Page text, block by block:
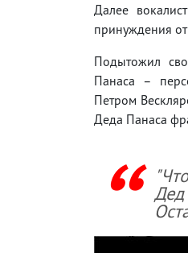
Далее
принуждения
Подытожил
Панаса –
Петром
Деда Панаса
Дед